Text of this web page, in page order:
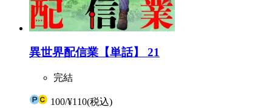
異世界配信業【単話】 21
完結
100/¥110(税込)